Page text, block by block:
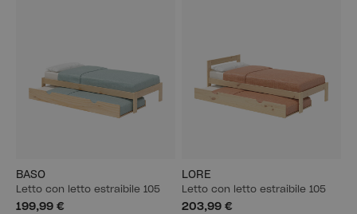
BASO
Letto con letto estraibile 105
199,99 €
LORE
Letto con letto estraibile 105
203,99 €